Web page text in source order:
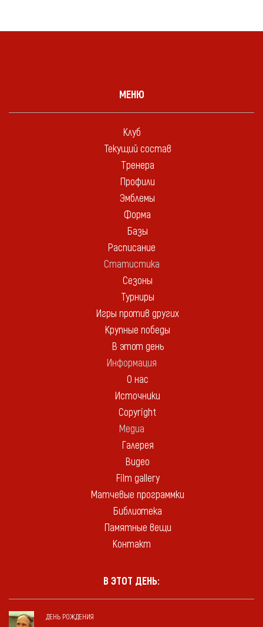
МЕНЮ
Клуб
Текущий состав
Тренера
Профили
Эмблемы
Форма
Базы
Расписание
Статистика
Сезоны
Турниры
Игры против других
Крупные победы
В этот день
Информация
О нас
Источники
Copyright
Медиа
Галерея
Видео
Film gallery
Матчевые программки
Библиотека
Памятные вещи
Контакт
В ЭТОТ ДЕНЬ:
ДЕНЬ РОЖДЕНИЯ